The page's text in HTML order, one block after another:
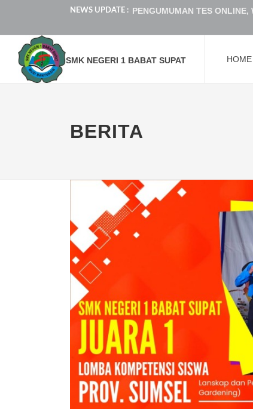
NEWS UPDATE : Selamat Hari Raya Idul Adha
SMKN 1 BABAT SUPAT
H-2 Panitia LKS 2026 SMKN
SMK Negeri 1 Babat Supat
PENGUMUMAN HASIL
PENGUMUMAN HASIL
PENGUMUMAN TES ONLINE,
SMK NEGERI 1 BABAT SUPAT HOME
BERITA